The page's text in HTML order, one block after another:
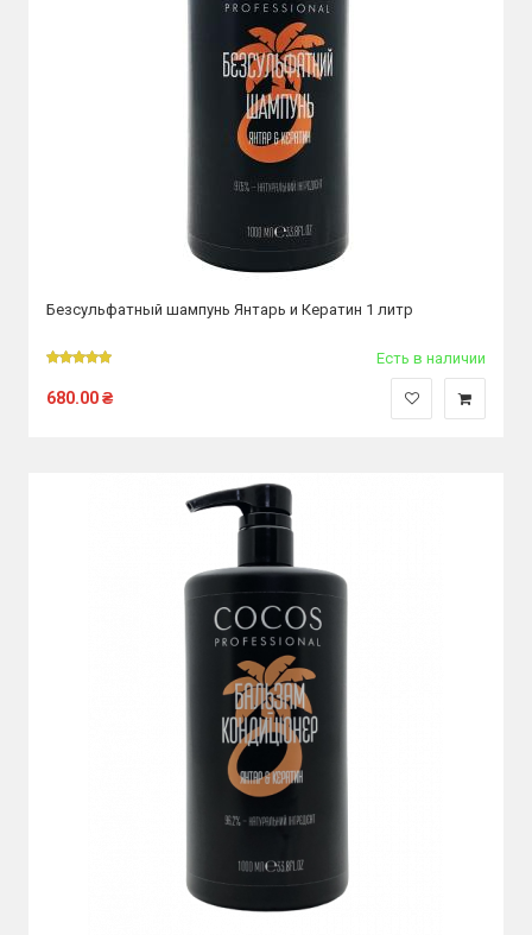
Безсульфатный шампунь Янтарь и Кератин 1 литр
Есть в наличии
680.00₴